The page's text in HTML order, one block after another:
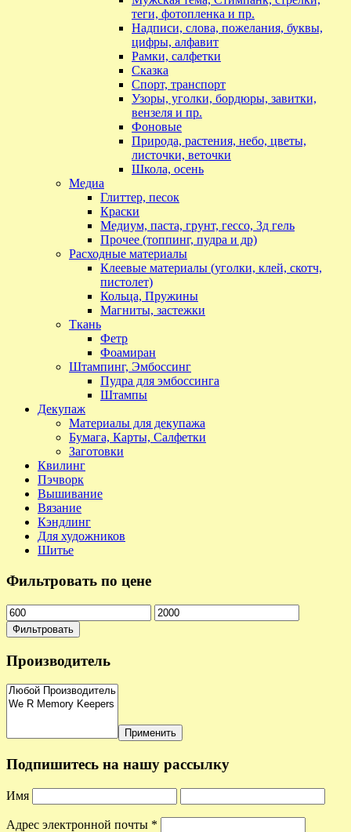
теги, фотопленка и пр.
Надписи, слова, пожелания, буквы,
цифры, алфавит
Рамки, салфетки
Сказка
Спорт, транспорт
Узоры, уголки, бордюры, завитки,
вензеля и пр.
Фоновые
Природа, растения, небо, цветы,
листочки, веточки
Школа, осень
Медиа
Глиттер, песок
Краски
Медиум, паста, грунт, гессо, 3д гель
Прочее (топпинг, пудра и др)
Расходные материалы
Клеевые материалы (уголки, клей, скотч,
пистолет)
Кольца, Пружины
Магниты, застежки
Ткань
Фетр
Фоамиран
Штампинг, Эмбоссинг
Пудра для эмбоссинга
Штампы
Декупаж
Материалы для декупажа
Бумага, Карты, Салфетки
Заготовки
Квилинг
Пэчворк
Вышивание
Вязание
Кэндлинг
Для художников
Шитье
Фильтровать по цене
Фильтровать
Производитель
Применить
Подпишитесь на нашу рассылку
Имя
Адрес электронной почты *